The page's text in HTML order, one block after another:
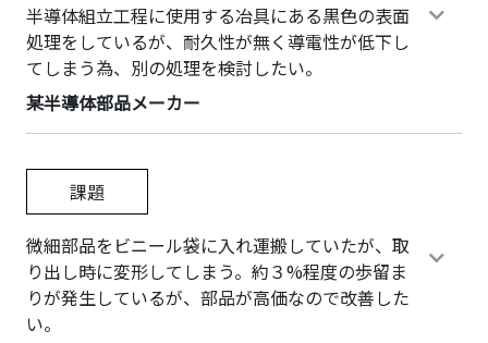
半導体組立工程に使用する冶具にある黒色の表面
処理をしているが、耐久性が無く導電性が低下し
てしまう為、別の処理を検討したい。
某半導体部品メーカー
課題
微細部品をビニール袋に入れ運搬していたが、取
り出し時に変形してしまう。約３%程度の歩留ま
りが発生しているが、部品が高価なので改善した
い。